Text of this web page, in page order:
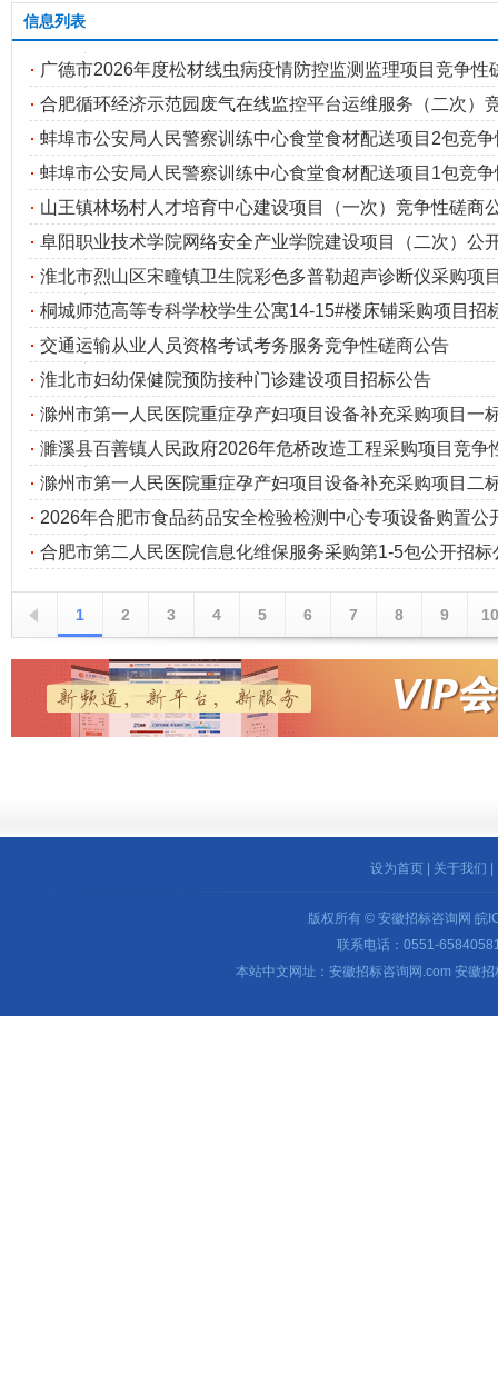
信息列表
广德市2026年度松材线虫病疫情防控监测监理项目竞争性
合肥循环经济示范园废气在线监控平台运维服务（二次）
蚌埠市公安局人民警察训练中心食堂食材配送项目2包竞
蚌埠市公安局人民警察训练中心食堂食材配送项目1包竞
山王镇林场村人才培育中心建设项目（一次）竞争性磋商
阜阳职业技术学院网络安全产业学院建设项目（二次）公
淮北市烈山区宋疃镇卫生院彩色多普勒超声诊断仪采购项
桐城师范高等专科学校学生公寓14-15#楼床铺采购项目招
交通运输从业人员资格考试考务服务竞争性磋商公告
淮北市妇幼保健院预防接种门诊建设项目招标公告
滁州市第一人民医院重症孕产妇项目设备补充采购项目一
濉溪县百善镇人民政府2026年危桥改造工程采购项目竞争
滁州市第一人民医院重症孕产妇项目设备补充采购项目二
2026年合肥市食品药品安全检验检测中心专项设备购置公
合肥市第二人民医院信息化维保服务采购第1-5包公开招标
1 2 3 4 5 6 7 8 9 10
设为首页 关于我们
版权所有 © 安徽招标咨询网 皖
联系电话：0551-
本站中文网址：安徽招标咨询网.com 安徽